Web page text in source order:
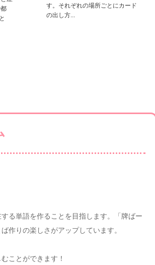
す。それぞれの場所ごとにカード
の出し方...
る単語を作ることを目指します。「牌ばー
作りの楽しさがアップしています。
ことができます！